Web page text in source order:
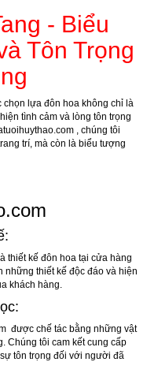
- Biểu
Tôn Trọng
lựa đôn hoa không chỉ là
tình cảm và lòng tôn trọng
, chúng tôi
trí, mà còn là biểu tượng
thiết kế đôn hoa tại cửa hàng
những thiết kế độc đáo và hiện
khách hàng.
được chế tác bằng những vật
Chúng tôi cam kết cung cấp
tôn trọng đối với người đã